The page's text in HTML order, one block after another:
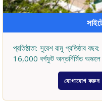
প্রতিষ্ঠাতা: সুরেশ রামু প্রতিষ্ঠার
16,000 বর্গফুট অন্তর্নির্মিত অঞ্চলে
যোগাযোগ করুন